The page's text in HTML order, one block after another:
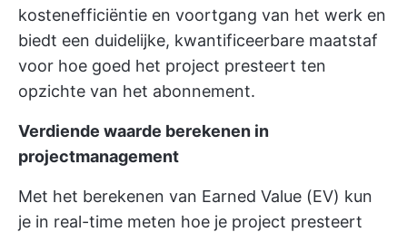
kostenefficiëntie en voortgang van het werk en
biedt een duidelijke, kwantificeerbare maatstaf
voor hoe goed het project presteert ten
opzichte van het abonnement.
Verdiende waarde berekenen in
projectmanagement
Met het berekenen van Earned Value (EV) kun
je in real-time meten hoe je project presteert